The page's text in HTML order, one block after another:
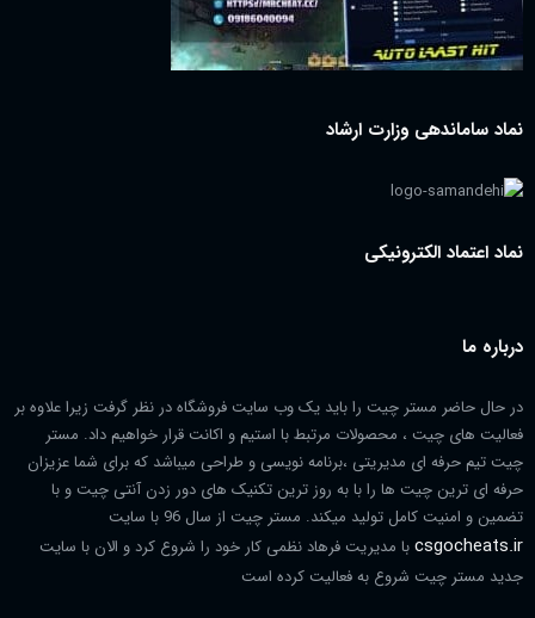
نماد ساماندهی وزارت ارشاد
نماد اعتماد الکترونیکی
درباره ما
در حال حاضر مستر چیت را باید یک وب سایت فروشگاه در نظر گرفت زیرا علاوه بر
فعالیت های چیت ، محصولات مرتبط با استیم و اکانت قرار خواهیم داد. مستر
چیت تیم حرفه ای مدیریتی ،برنامه نویسی و طراحی میباشد که برای شما عزیزان
حرفه ای ترین چیت ها را با به روز ترین تکنیک های دور زدن آنتی چیت و با
تضمین و امنیت کامل تولید میکند. مستر چیت از سال 96 با سایت
csgocheats.irبا مدیریت فرهاد نظمی کار خود را شروع کرد و الان با سایت
جدید مستر چیت شروع به فعالیت کرده است